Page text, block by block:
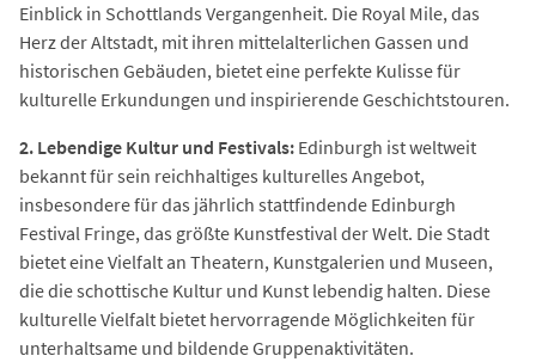
Einblick in Schottlands Vergangenheit. Die Royal Mile, das
Herz der Altstadt, mit ihren mittelalterlichen Gassen und
historischen Gebäuden, bietet eine perfekte Kulisse für
kulturelle Erkundungen und inspirierende Geschichtstouren.
2. Lebendige Kultur und Festivals: Edinburgh ist weltweit
bekannt für sein reichhaltiges kulturelles Angebot,
insbesondere für das jährlich stattfindende Edinburgh
Festival Fringe, das größte Kunstfestival der Welt. Die Stadt
bietet eine Vielfalt an Theatern, Kunstgalerien und Museen,
die die schottische Kultur und Kunst lebendig halten. Diese
kulturelle Vielfalt bietet hervorragende Möglichkeiten für
unterhaltsame und bildende Gruppenaktivitäten.